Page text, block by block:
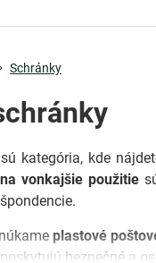
Schránky
sú kategória, kde
vonkajšie použitie
plastové
poskytujú bezpečné a